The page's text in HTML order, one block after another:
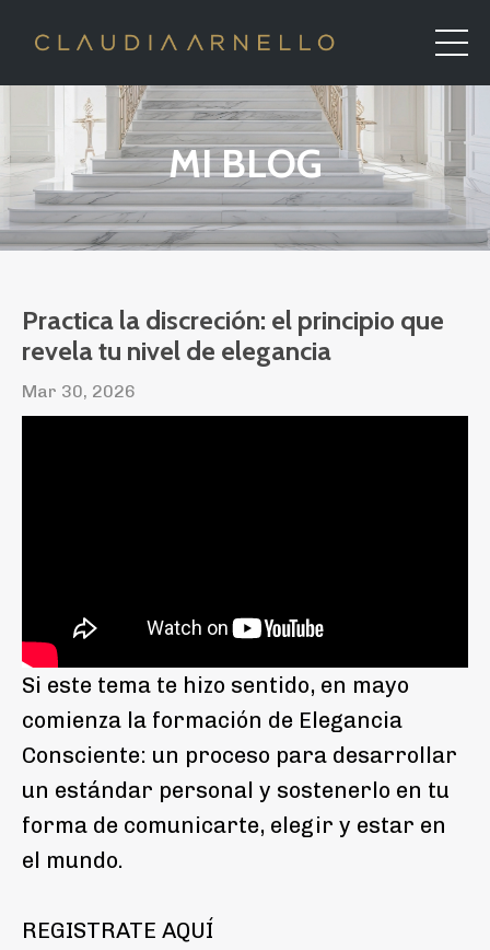
MI BLOG
Practica la discreción: el principio que
revela tu nivel de elegancia
Mar 30, 2026
Si este tema te hizo sentido, en mayo
comienza la formación de Elegancia
Consciente: un proceso para desarrollar
un estándar personal y sostenerlo en tu
forma de comunicarte, elegir y estar en
el mundo.
REGISTRATE AQUÍ